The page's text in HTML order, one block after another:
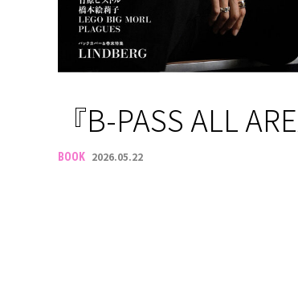
『B-PASS ALL
BOOK 2026.05.22